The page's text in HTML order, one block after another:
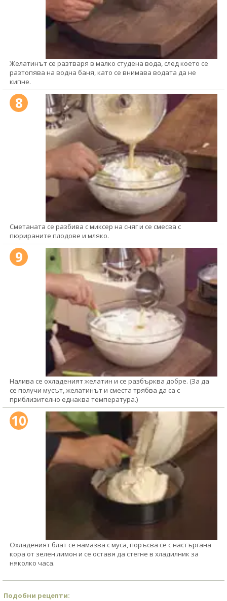
Желатинът се разтваря в малко студена вода, след което се
разтопява на водна баня, като се внимава водата да не
кипне.
8
Сметаната се разбива с миксер на сняг и се смесва с
пюрираните плодове и мляко.
9
Налива се охладеният желатин и се разбърква добре. (За да
се получи мусът, желатинът и сместа трябва да са с
приблизително еднаква температура.)
10
Охладеният блат се намазва с муса, поръсва се с настъргана
кора от зелен лимон и се оставя да стегне в хладилник за
няколко часа.
Подобни рецепти: